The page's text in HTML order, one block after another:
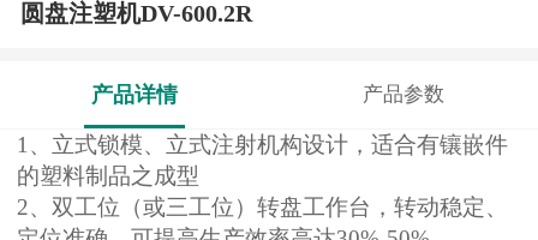
圆盘注塑机DV-600.2R
产品详情 产品参数
1 、立式锁模、立式注射机构设计，适合有镶嵌件
的塑料制品之成型
2、双工位（或三工位）转盘工作台，转动稳定、